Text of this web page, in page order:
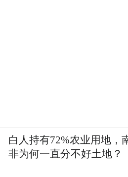
白人持有72%农业用地，
非为何一直分不好土地？